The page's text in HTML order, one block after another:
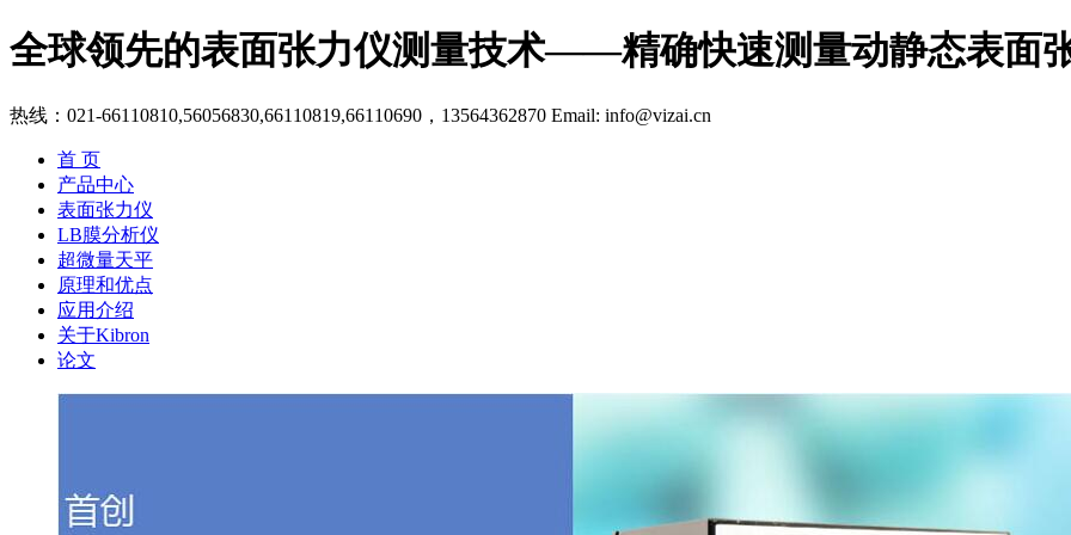
全球领先的表面张力仪测量技术——精确快速测量动静态表面
热线：021-66110810,56056830,66110819,66110690，13564362870 Email: info@vizai.cn
首 页
产品中心
表面张力仪
LB膜分析仪
超微量天平
原理和优点
应用介绍
关于Kibron
论文